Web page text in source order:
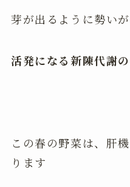
芽が出るように勢い
活発になる新陳代謝
この春の野菜は、肝
ります